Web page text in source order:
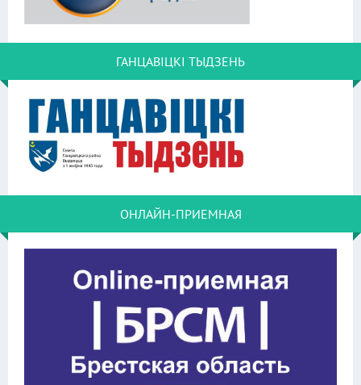
ГАНЦАВІЦКІ ТЫДЗЕНЬ
ОНЛАЙН-ПРИЕМНАЯ